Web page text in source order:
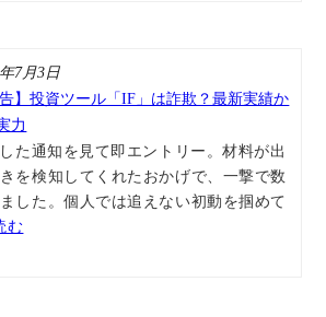
7月3日
告】投資ツール「IF」は詐欺？最新実績か
力
た通知を見て即エントリー。材料が出
を検知してくれたおかげで、一撃で数
した。個人では追えない初動を掴めて
む